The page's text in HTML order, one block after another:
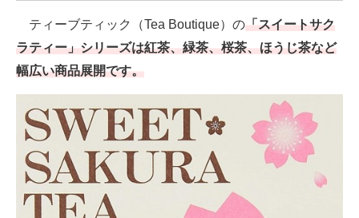
ティーブティック（Tea Boutique）の「スイートサク
ラティー」シリーズは紅茶、緑茶、桜茶、ほうじ茶など
幅広い商品展開です。